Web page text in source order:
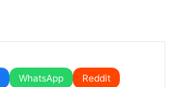
WhatsApp
Reddit